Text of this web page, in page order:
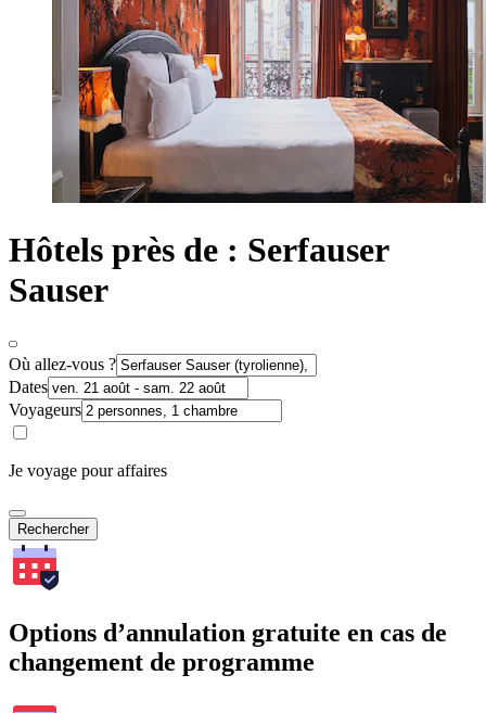
Hôtels près de : Serfauser
Sauser
Où allez-vous ?
Dates
Voyageurs
Je voyage pour affaires
Rechercher
Options d’annulation gratuite en cas de
changement de programme